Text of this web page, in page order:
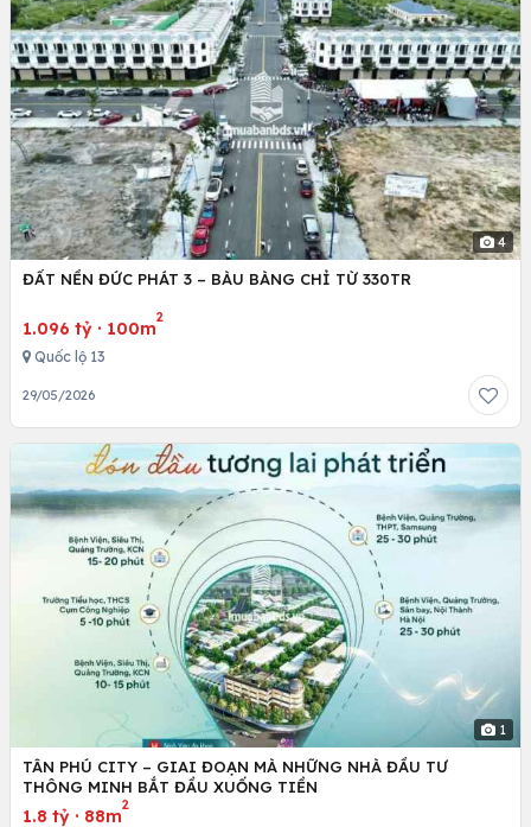
4
ĐẤT NỀN ĐỨC PHÁT 3 – BÀU BÀNG CHỈ TỪ 330TR
1.096 tỷ · 100m
2
Quốc lộ 13
29/05/2026
1
TÂN PHÚ CITY – GIAI ĐOẠN MÀ NHỮNG NHÀ ĐẦU TƯ
THÔNG MINH BẮT ĐẦU XUỐNG TIỀN
1.8 tỷ · 88m
2